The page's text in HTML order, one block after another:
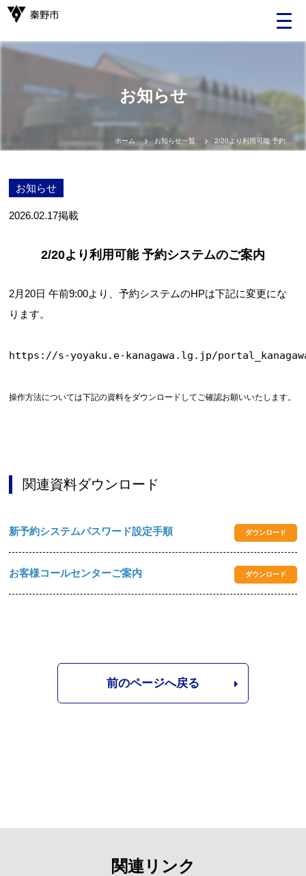
Language
日本語
English
e-kanagawa施設予約システム
Webアクセシビリティについて
文字サイズ 標準 大
お知らせ
ホーム お知らせ一覧 2/20より利用可能 予約システムのご案内
お知らせ
2026.02.17掲載
2/20より利用可能 予約システムのご案内
2月20日 午前9:00より、予約システムのHPは下記に変更にな
ります。
https://s-yoyaku.e-kanagawa.lg.jp/
操作方法については下記の資料をダウンロードしてご確認お願いいたします。
関連資料ダウンロード
新予約システムパスワード設定手順 ダウンロード
お客様コールセンターご案内 ダウンロード
前のページへ戻る
関連リンク